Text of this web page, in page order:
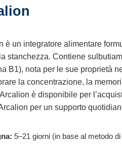
è un integratore alimentare
stanchezza. Contiene
B1), nota per le sue proprietà
la concentrazione, la
è disponibile per
per un supporto
5–21 giorni (in base al metodo